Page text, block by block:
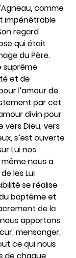
comme
impénétrable
regard
qui était
du Père.
suprême
et de
l’amour de
par cet
divin pour
vers Dieu, vers
s’est ouverte
Lui nos
nous a
les Lui
se réalise
baptême et
de la
apportons
mensonger,
ce qui nous
de chaque